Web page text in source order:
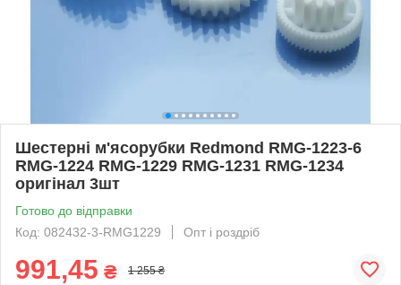
Шестерні м'ясорубки Redmond RMG-1223-6
RMG-1224 RMG-1229 RMG-1231 RMG-1234
оригінал 3шт
Готово до відправки
Код: 082432-3-RMG1229
Опт і роздріб
991,45 ₴ 1 255 ₴